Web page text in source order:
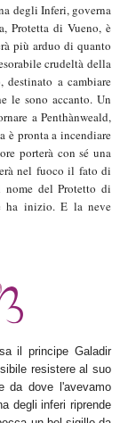
degli Inferi, governa
Protetta di Vueno, è
più arduo di quanto
crudeltà della
destinato a cambiare
le sono accanto. Un
a Penthànweald,
è pronta a incendiare
porterà con sé una
nel fuoco il fato di
del Protetto di
ha inizio. E la neve
il principe Galadir
resistere al suo
da dove l'avevamo
degli inferi riprende